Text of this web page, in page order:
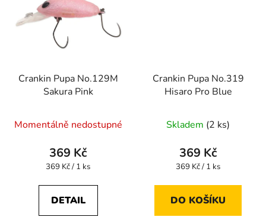
Crankin Pupa No.129M
Sakura Pink
Momentálně nedostupné
369 Kč
Měrná
369 Kč / 1 ks
DETAIL
Crankin Pupa No.319
Hisaro Pro Blue
Skladem (2 ks)
369 Kč
Měrná
369 Kč / 1 ks
DO KOŠÍKU